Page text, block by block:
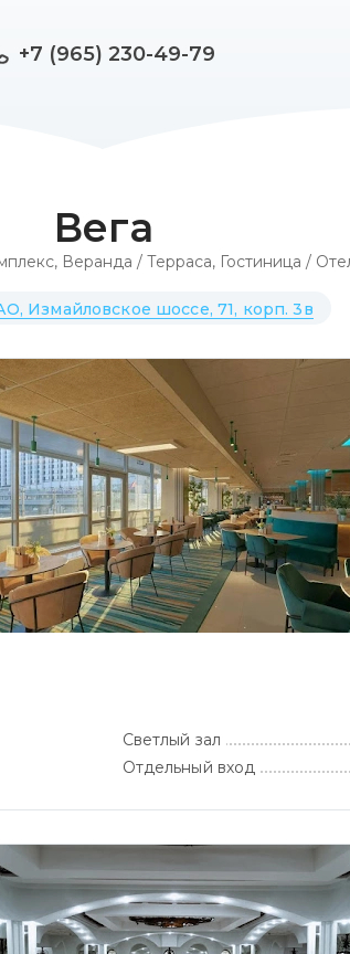
+7 (965) 230-49-79
Вега
,Веранда / Терраса, Гостиница /
Измайловское шоссе, 71, корп. 3в
Светлый зал
Отдельный вход